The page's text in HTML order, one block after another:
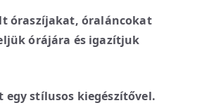
óraszíjakat, óraláncokat
órájára és igazítjuk
egy stílusos kiegészítővel.